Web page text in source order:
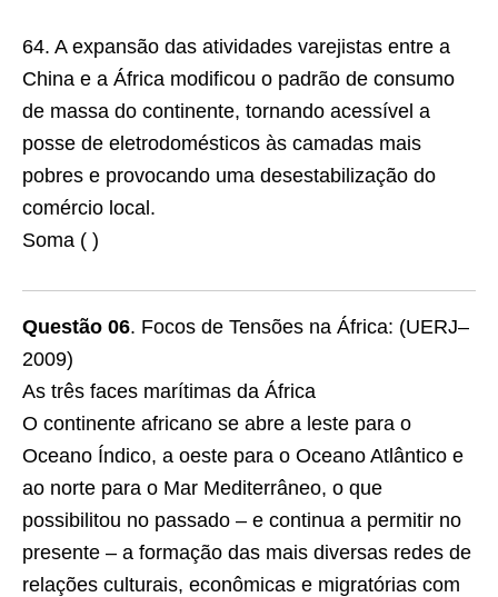
64. A expansão das atividades varejistas entre a
China e a África modificou o padrão de consumo
de massa do continente, tornando acessível a
posse de eletrodomésticos às camadas mais
pobres e provocando uma desestabilização do
comércio local.
Soma ( )
Questão 06. Focos de Tensões na África: (UERJ–
2009)
As três faces marítimas da África
O continente africano se abre a leste para o
Oceano Índico, a oeste para o Oceano Atlântico e
ao norte para o Mar Mediterrâneo, o que
possibilitou no passado – e continua a permitir no
presente – a formação das mais diversas redes de
relações culturais, econômicas e migratórias com